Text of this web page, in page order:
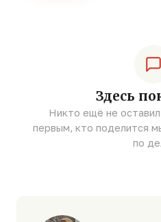
Здесь
Никто ещё не
первым, кто поделится
по